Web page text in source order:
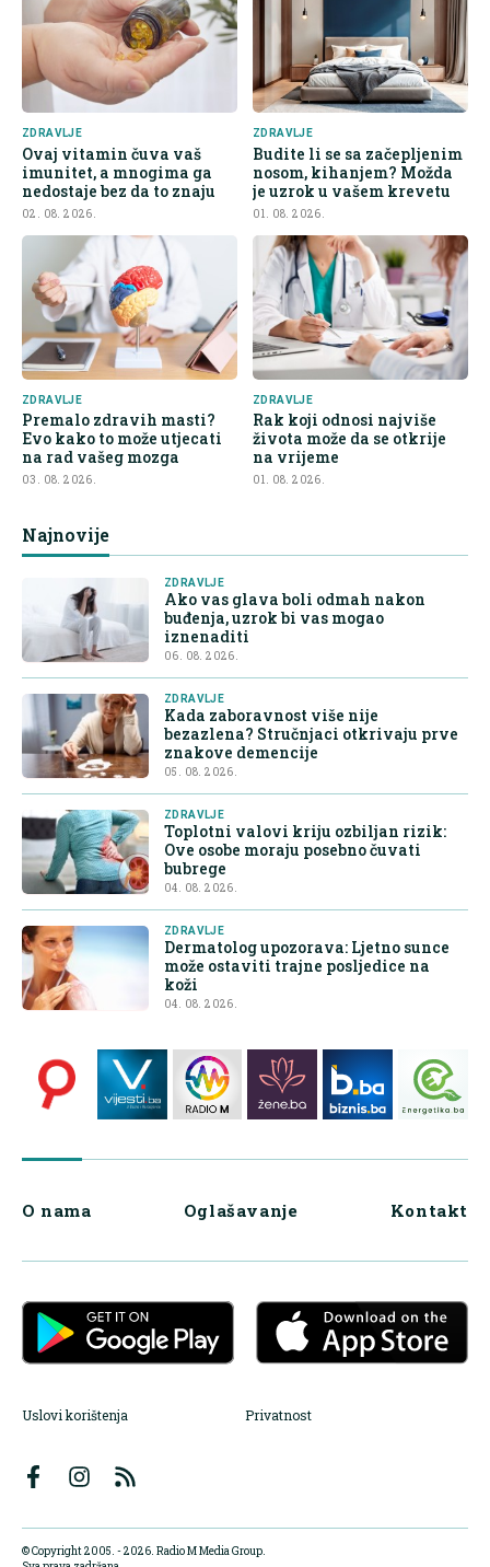
ZDRAVLJE
Ovaj vitamin čuva vaš
imunitet, a mnogima ga
nedostaje bez da to znaju
02. 08. 2026.
ZDRAVLJE
Budite li se sa začepljenim
nosom, kihanjem? Možda
je uzrok u vašem krevetu
01. 08. 2026.
ZDRAVLJE
Premalo zdravih masti?
Evo kako to može utjecati
na rad vašeg mozga
03. 08. 2026.
ZDRAVLJE
Rak koji odnosi najviše
života može da se otkrije
na vrijeme
01. 08. 2026.
Najnovije
ZDRAVLJE
Ako vas glava boli odmah nakon
buđenja, uzrok bi vas mogao
iznenaditi
06. 08. 2026.
ZDRAVLJE
Kada zaboravnost više nije
bezazlena? Stručnjaci otkrivaju prve
znakove demencije
05. 08. 2026.
ZDRAVLJE
Toplotni valovi kriju ozbiljan rizik:
Ove osobe moraju posebno čuvati
bubrege
04. 08. 2026.
ZDRAVLJE
Dermatolog upozorava: Ljetno sunce
može ostaviti trajne posljedice na
koži
04. 08. 2026.
O nama Oglašavanje Kontakt
Uslovi korištenja Privatnost
© Copyright 2005. - 2026. Radio M Media Group.